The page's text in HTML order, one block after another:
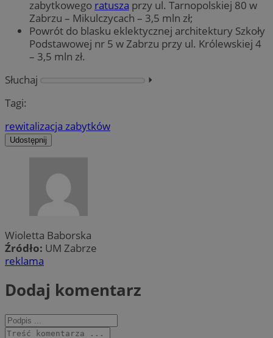
zabytkowego ratusza przy ul. Tarnopolskiej 80 w
Zabrzu – Mikulczycach – 3,5 mln zł;
Powrót do blasku eklektycznej architektury Szkoły
Podstawowej nr 5 w Zabrzu przy ul. Królewskiej 4
– 3,5 mln zł.
Słuchaj
⏵︎
Tagi:
rewitalizacja zabytków
Udostępnij
Wioletta Baborska
Źródło: UM Zabrze
reklama
Dodaj komentarz